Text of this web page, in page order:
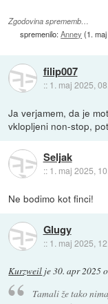
Zgodovina sprememb…
spremenilo:Anney (1.
filip007
:: 1. maj 2025,
Ja verjamem, da je
vklopljeni non-stop,
Seljak
:: 1. maj 2025,
Ne bodimo kot finci!
Glugy
:: 1. maj 2025,
Kurzweil je30. apr 2025
Tamali že tako